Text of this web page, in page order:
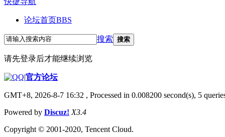
论坛首页BBS
搜索 搜索
请先登录后才能继续浏览
|官方论坛
GMT+8, 2026-8-7 16:32 , Processed in 0.008200 second(s), 5
Powered by Discuz! X3.4
Copyright © 2001-2020, Tencent Cloud.